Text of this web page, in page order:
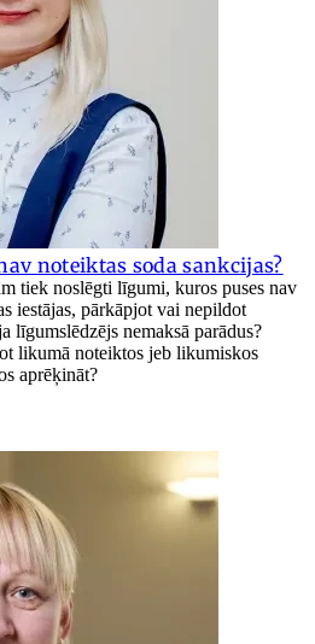
noteiktas soda sankcijas?
tiek noslēgti līgumi, kuros puses nav
iestājas, pārkāpjot vai nepildot
līgumslēdzējs nemaksā parādus?
likumā noteiktos jeb likumiskos
aprēķināt?